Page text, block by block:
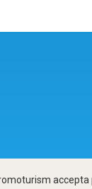
accepta